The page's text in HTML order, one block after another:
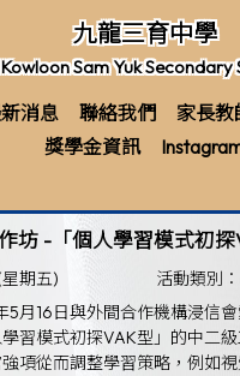
九龍三育中學
Kowloon Sam Yuk Secondary
消息 聯絡我們 家長教
獎學金資訊
坊 -「個人學習模式初探
期五)
活動類別
5月16日與外間合作機構浸信
習模式初探VAK型」的中二
項從而調整學習策略，例如